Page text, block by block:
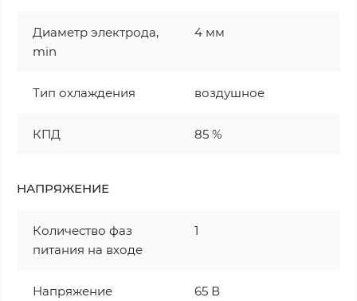
Диаметр электрода,
min
4 мм
Тип охлаждения воздушное
КПД 85 %
НАПРЯЖЕНИЕ
Количество фаз
питания на входе
1
Напряжение
65 В